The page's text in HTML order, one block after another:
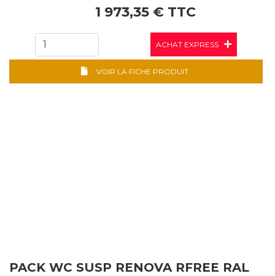
1 973,35 € TTC
ACHAT EXPRESS
VOIR LA FICHE PRODUIT
PACK WC SUSP RENOVA RFREE RAL